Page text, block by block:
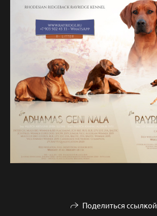
Поделиться ссылкой